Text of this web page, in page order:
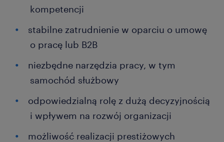
kompetencji
stabilne zatrudnienie w oparciu o umowę
o pracę lub B2B
niezbędne narzędzia pracy, w tym
samochód służbowy
odpowiedzialną rolę z dużą decyzyjnością
i wpływem na rozwój organizacji
możliwość realizacji prestiżowych